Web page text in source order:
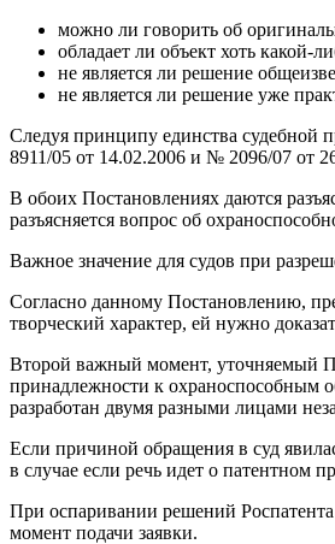
можно ли говорить об
обладает ли объект хоть какой-
не является ли решение
не является ли решение уже
Следуя принципу единства судебной
8911/05 от 14.02.2006 и № 2096/07 от
В обоих Постановлениях даются
разъясняется вопрос об
Важное значение для судов при
Согласно данному Постановлению,
творческий характер, ей нужно
Второй важный момент, уточняемый
принадлежности к охраноспособным
разработан двумя разными лицами
Если причиной обращения в суд
в случае если речь идет о патентном
При оспаривании решений Роспатента
момент подачи заявки.